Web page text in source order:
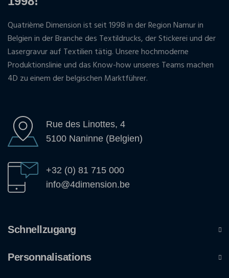
Quatrième Dimension ist seit 1998 in der Region Namur in
Belgien in der Branche des Textildrucks, der Stickerei und der
Lasergravur auf Textilien tätig. Unsere hochmoderne
Produktionslinie und das Know-how unseres Teams machen
4D zu einem der belgischen Marktführer.
Rue des Linottes, 4
5100 Naninne (Belgien)
+32 (0) 81 715 000
info@4dimension.be
Schnellzugang
Personnalisations